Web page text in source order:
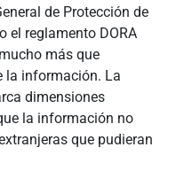
de Protección de
el reglamento DORA
más que
la información. La
dimensiones
la información no
que pudieran